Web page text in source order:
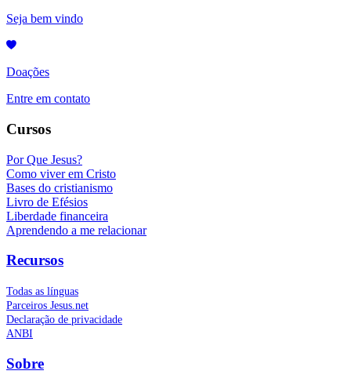
Seja bem vindo
Doações
Entre em contato
Cursos
Por Que Jesus?
Como viver em Cristo
Bases do cristianismo
Livro de Efésios
Liberdade financeira
Aprendendo a me relacionar
Recursos
Todas as línguas
Parceiros Jesus.net
Declaração de privacidade
ANBI
Sobre